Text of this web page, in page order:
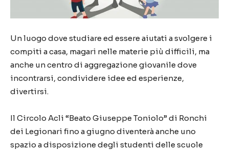
Un luogo dove studiare ed essere aiutati a svolgere i
compiti a casa, magari nelle materie più difficili, ma
anche un centro di aggregazione giovanile dove
incontrarsi, condividere idee ed esperienze,
divertirsi.
Il Circolo Acli “Beato Giuseppe Toniolo” di Ronchi
dei Legionari fino a giugno diventerà anche uno
spazio a disposizione degli studenti delle scuole